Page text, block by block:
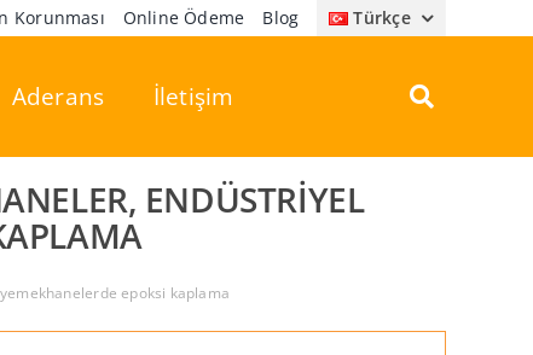
Korunması Online Ödeme Blog Türkçe
Aderans İletişim
ENDÜSTRIYEL
epoksi kaplama